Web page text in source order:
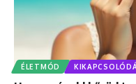
ÉLETMÓD